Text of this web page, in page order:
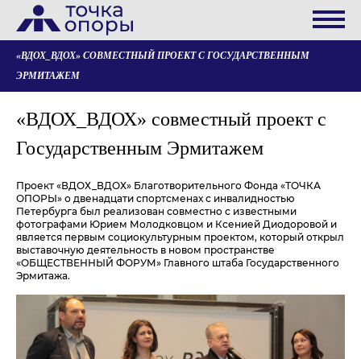
«ВДОХ_ВДОХ» СОВМЕСТНЫЙ ПРОЕКТ С ГОСУДАРСТВЕННЫМ
ЭРМИТАЖЕМ
«ВДОХ_ВДОХ» совместный проект с
Государственным Эрмитажем
Проект «ВДОХ_ВДОХ» Благотворительного Фонда «ТОЧКА
ОПОРЫ» о двенадцати спортсменах с инвалидностью
Петербурга был реализован совместно с известными
фотографами Юрием Молодковцом и Ксенией Диодоровой и
является первым социокультурным проектом, который открыл
выставочную деятельность в новом пространстве
«ОБЩЕСТВЕННЫЙ ФОРУМ» Главного штаба Государственного
Эрмитажа.